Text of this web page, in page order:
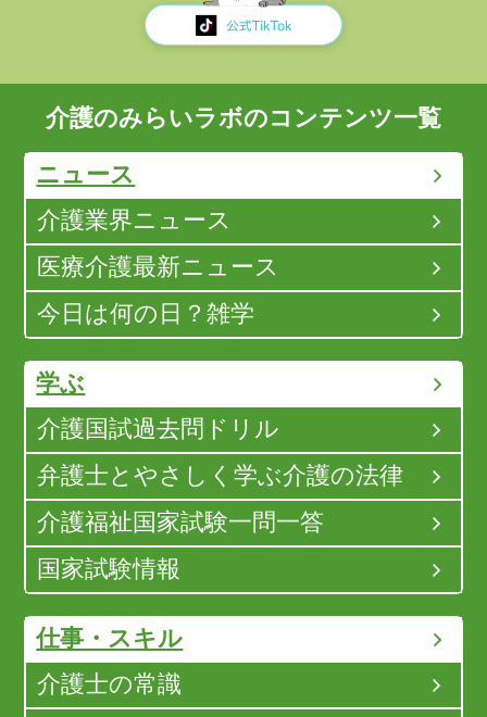
介護のみらいラボのコンテンツ一覧
ニュース
介護業界ニュース
医療介護最新ニュース
今日は何の日？雑学
学ぶ
介護国試過去問ドリル
弁護士とやさしく学ぶ介護の法律
介護福祉国家試験一問一答
国家試験情報
仕事・スキル
介護士の常識